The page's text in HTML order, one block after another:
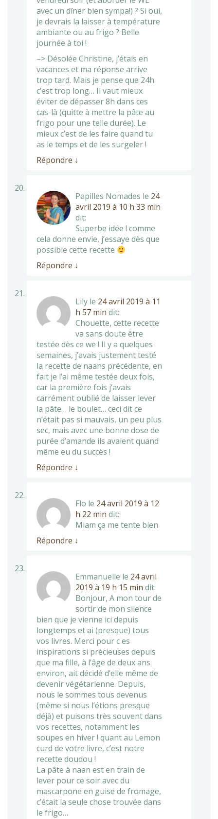
avec un dîner bien sympa!) ? Si oui,
je devrais la laisser à température
ambiante ou au frigo ? Belle
journée à toi !
–> Désolée Christine, j’étais en
vacances et ma réponse arrive
trop tard. Mais je pense que 24h
c’est trop long… Il vaut mieux
éviter de dépasser 8h dans ces
cas-là (quitte à mettre la pâte au
frigo pour une telle durée). Le
mieux c’est de les faire quand tu
as le temps et de les surgeler !
Répondre ↓
Papilles Nomades le 24
avril 2019 à 10 h 33 min
dit:
Superbe idée ! comme
cela donne envie, j’essaye dès que
possible cette recette
Répondre ↓
Lily le 24 avril 2019 à 11
h 57 min dit:
Chouette, cette recette
va sans doute être
testée dès ce we ! Il y a quelques
semaines, j’avais justement testé
la recette de naans précédente, en
fait je l’ai même testée deux fois,
car la première fois j’avais
carrément oublié de laisser lever
la pâte… le boulet… ceci dit ce
n’était pas si mauvais, un peu plus
sec, mais avec une bonne dose de
purée d’amande ils avaient quand
même eu du succès !
Répondre ↓
Flo le 24 avril 2019 à 12
h 22 min dit:
Miam ça me tente bien
Répondre ↓
Emmanuelle le 24 avril
2019 à 19 h 15 min dit:
Bonjour, A mon tour de
sortir de mon silence
bien que je vienne ici depuis
longtemps et ai (presque) tous
vos livres. Merci pour c es
inspirations si précieuses depuis
que ma fille, à l’âge de deux ans
environ, ait décidé d’elle même de
devenir végétarienne. Depuis,
nous le sommes tous devenus
(même si nous l’étions presque
déjà) et puisons très souvent dans
vos recettes, notamment les
soupes en hiver ! quant au Lemon
curd de votre livre, c’est notre
recette doudou !
La pâte à naan est en train de
lever pour ce soir avec du
mascarpone en guise de fromage,
c’était la seule chose trouvée dans
le frigo…